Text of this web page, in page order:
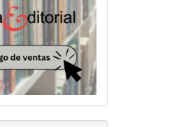
siguiente enlace: